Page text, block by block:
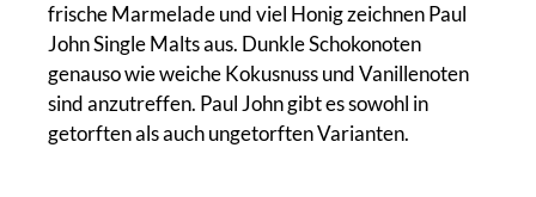
frische Marmelade und viel Honig zeichnen Paul
John Single Malts aus. Dunkle Schokonoten
genauso wie weiche Kokusnuss und Vanillenoten
sind anzutreffen. Paul John gibt es sowohl in
getorften als auch ungetorften Varianten.